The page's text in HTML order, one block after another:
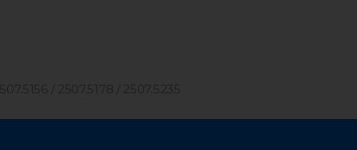
/ 2507.5178 / 2507.5235